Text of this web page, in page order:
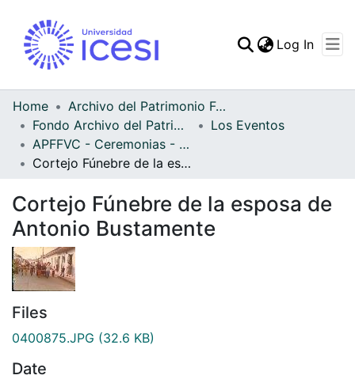
Statistics
Log In
Home
Archivo del Patrimonio Fotográfico y Fílmico del Valle del Cauca
Fondo Archivo del Patrimonio Fotográfico y Fílmico del Valle del Cauca
Los Eventos
APFFVC - Ceremonias - Patrimonial
Cortejo Fúnebre de la esposa de Antonio Bustamente
Cortejo Fúnebre de la esposa de
Antonio Bustamente
Files
0400875.JPG (32.6 KB)
Date